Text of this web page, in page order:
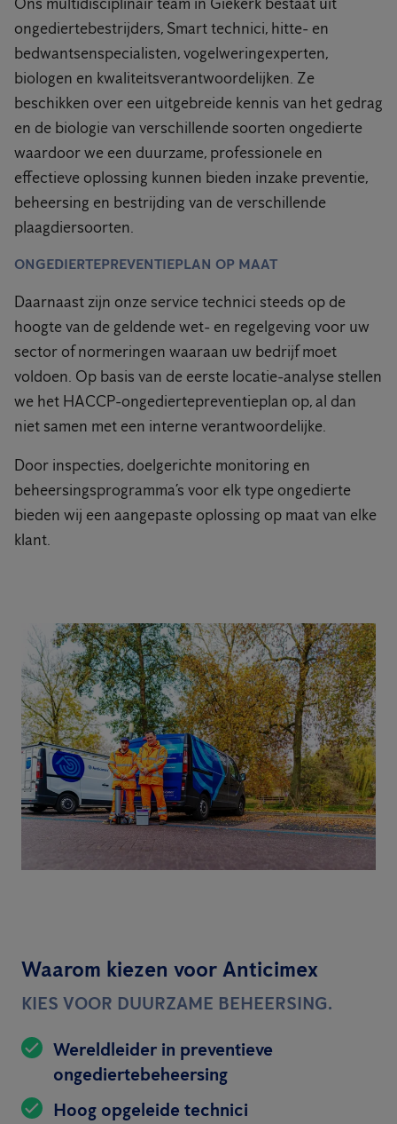
ongediertebestrijders, Smart technici, hitte- en
bedwantsenspecialisten, vogelweringexperten,
biologen en kwaliteitsverantwoordelijken. Ze
beschikken over een uitgebreide kennis van het gedrag
en de biologie van verschillende soorten ongedierte
waardoor we een duurzame, professionele en
effectieve oplossing kunnen bieden inzake preventie,
beheersing en bestrijding van de verschillende
plaagdiersoorten.
ONGEDIERTEPREVENTIEPLAN OP MAAT
Daarnaast zijn onze service technici steeds op de
hoogte van de geldende wet- en regelgeving voor uw
sector of normeringen waaraan uw bedrijf moet
voldoen. Op basis van de eerste locatie-analyse stellen
we het HACCP-ongediertepreventieplan op, al dan
niet samen met een interne verantwoordelijke.
Door inspecties, doelgerichte monitoring en
beheersingsprogramma’s voor elk type ongedierte
bieden wij een aangepaste oplossing op maat van elke
klant.
Waarom kiezen voor Anticimex
KIES VOOR DUURZAME BEHEERSING.
Wereldleider in preventieve
ongediertebeheersing
Hoog opgeleide technici